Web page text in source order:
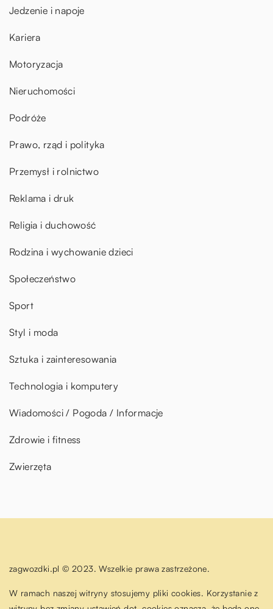
Jedzenie i napoje
Kariera
Motoryzacja
Nieruchomości
Podróże
Prawo, rząd i polityka
Przemysł i rolnictwo
Reklama i druk
Religia i duchowość
Rodzina i wychowanie dzieci
Społeczeństwo
Sport
Styl i moda
Sztuka i zainteresowania
Technologia i komputery
Wiadomości / Pogoda / Informacje
Zdrowie i fitness
Zwierzęta
zagwozdki.pl © 2023. Wszelkie prawa zastrzeżone.
W ramach naszej witryny stosujemy pliki cookies. Korzystanie z